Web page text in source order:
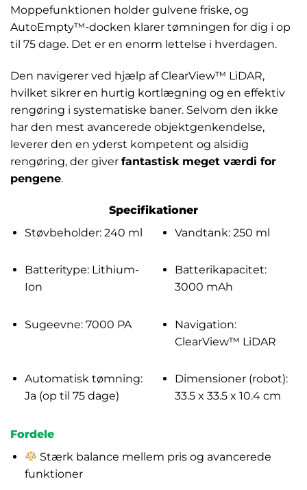
Moppefunktionen holder gulvene friske, og
AutoEmpty™-docken klarer tømningen for dig i op
til 75 dage. Det er en enorm lettelse i hverdagen.
Den navigerer ved hjælp af ClearView™ LiDAR,
hvilket sikrer en hurtig kortlægning og en effektiv
rengøring i systematiske baner. Selvom den ikke
har den mest avancerede objektgenkendelse,
leverer den en yderst kompetent og alsidig
rengøring, der giver fantastisk meget værdi for
pengene.
Specifikationer
Støvbeholder: 240 ml
Vandtank: 250 ml
Batteritype: Lithium-
Ion
Batterikapacitet:
3000 mAh
Sugeevne: 7000 PA
Navigation:
ClearView™ LiDAR
Automatisk tømning:
Ja (op til 75 dage)
Dimensioner (robot):
33.5 x 33.5 x 10.4 cm
Fordele
Stærk balance mellem pris og avancerede
funktioner